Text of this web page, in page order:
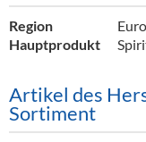
Region
Hauptprodukt
Artikel des
Sortiment